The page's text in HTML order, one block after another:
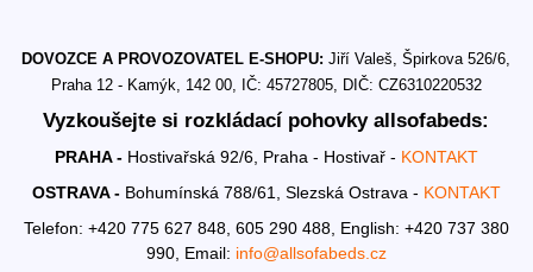
DOVOZCE A PROVOZOVATEL E-SHOPU:Jiří Valeš, Špirkova 526/6,
Praha 12 - Kamýk, 142 00, IČ: 45727805, DIČ: CZ6310220532
Vyzkoušejte si rozkládací pohovky allsofabeds:
PRAHA - Hostivařská 92/6, Praha - Hostivař - KONTAKT
OSTRAVA - Bohumínská 788/61, Slezská Ostrava - KONTAKT
Telefon: +420 775 627 848, 605 290 488, English: +420 737 380
990, Email: info@allsofabeds.cz